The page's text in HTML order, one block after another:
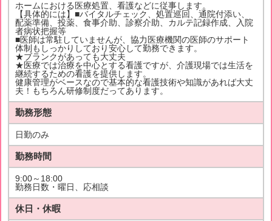
ホームにおける医療処置、看護などに従事します。
【具体的には】■バイタルチェック、処置巡回、通院付添い、
配薬準備、投薬、食事介助、診察介助、カルテ記録作成、入院
者病状把握等
■医師は常駐していませんが、協力医療機関の医師のサポート
体制もしっかりしており安心して勤務できます。
★ブランクがあっても大丈夫
★医療では治療を中心とする看護ですが、介護現場では生活を
継続するための看護を提供します。
健康管理がベースなので基本的な看護技術や知識があれば大丈
夫！もちろん研修制度だってあります。
勤務形態
日勤のみ
勤務時間
9:00～18:00
勤務日数・曜日、応相談
休日・休暇